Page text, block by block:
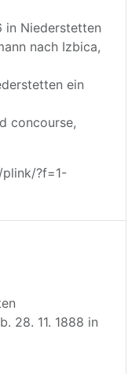
in Niederstetten
nach Izbica,
ein
concourse,
?f=1-
28. 11. 1888 in